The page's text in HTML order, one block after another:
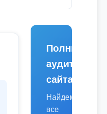
Полный
аудит
сайта
Найдем
все